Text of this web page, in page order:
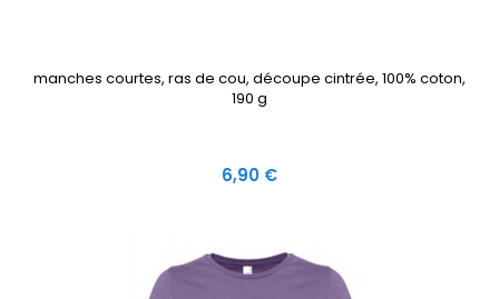
manches courtes, ras de cou, découpe cintrée, 100% coton,
190 g
Prix
6,90 €